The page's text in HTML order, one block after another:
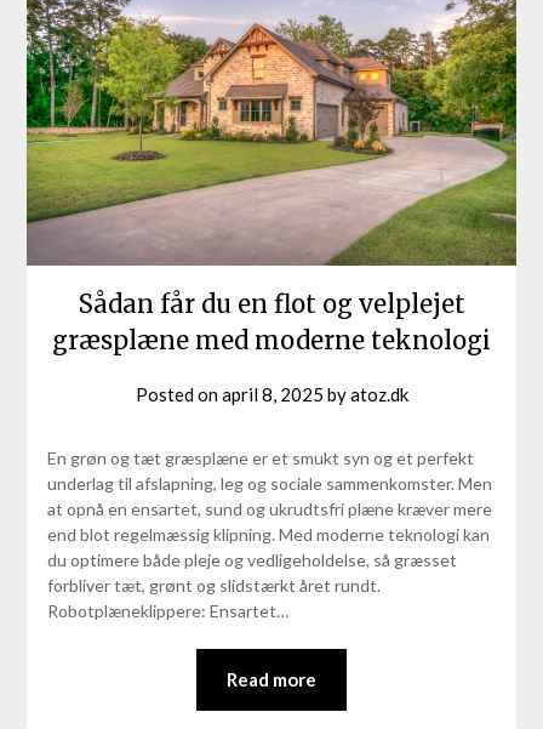
Sådan får du en flot og velplejet
græsplæne med moderne teknologi
Posted onapril 8, 2025 byatoz.dk
En grøn og tæt græsplæne er et smukt syn og et perfekt
underlag til afslapning, leg og sociale sammenkomster. Men
at opnå en ensartet, sund og ukrudtsfri plæne kræver mere
end blot regelmæssig klipning. Med moderne teknologi kan
du optimere både pleje og vedligeholdelse, så græsset
forbliver tæt, grønt og slidstærkt året rundt.
Robotplæneklippere: Ensartet…
Read more